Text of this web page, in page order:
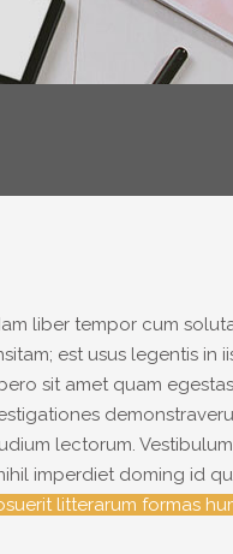
liber tempor cum
est usus legentis in
sit amet quam
lectorum.
imperdiet doming id
litterarum formas